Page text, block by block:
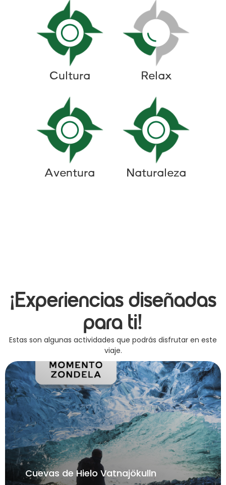
Cultura Relax
Aventura Naturaleza
¡Experiencias diseñadas
para ti!
Estas son algunas actividades que podrás disfrutar en este
viaje.
Cuevas de Hielo Vatnajökulln